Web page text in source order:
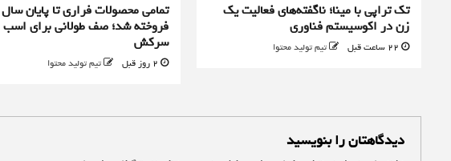
تک تراپی با مینا؛ ناگفته‌های فعالیت یک
زن در اکوسیستم فناوری
تیم تولید محتوا
فروخته شد؛ صف طولانی برای اسب
سرکش
2 روز قبل تیم تولید محتوا
دیدگاهتان را بنویسید